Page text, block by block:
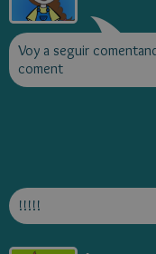
Voy a seguir
coment
!!!!!